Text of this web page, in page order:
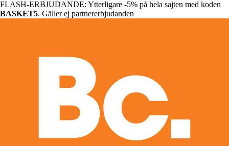
FLASH-ERBJUDANDE: Ytterligare -5% på hela sajten med koden
BASKET5. Gäller ej partnererbjudanden